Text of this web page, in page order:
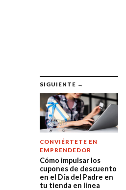
SIGUIENTE →
CONVIÉRTETE EN
EMPRENDEDOR
Cómo impulsar los
cupones de descuento
en el Día del Padre en
tu tienda en línea